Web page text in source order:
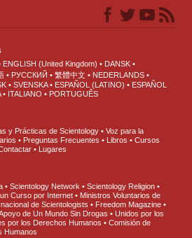
ENGLISH (United Kingdom)
DANSK
РУССКИЙ 繁體中文
NEDERLANDS
SVENSKA ESPAÑOL (LATINO)
ESPAÑOL
ITALIANO PORTUGUÊS
y Prácticas de Scientology
Voz para la
Preguntas Frecuentes Libros
Cursos
Lugares
Scientology Network
Scientology Religion
Curso por Internet
Ministros Voluntarios de
de Scientologists
Freedom Magazine
de Un Mundo Sin Drogas
Unidos por los
por los Derechos Humanos
Comisión de
Humanos